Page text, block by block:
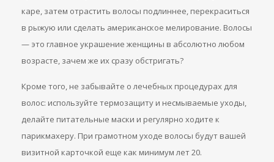
каре, затем отрастить волосы подлиннее, перекраситься
в рыжую или сделать американское мелирование. Волосы
— это главное украшение женщины в абсолютно любом
возрасте, зачем же их сразу обстригать?
Кроме того, не забывайте о лечебных процедурах для
волос: используйте термозащиту и несмываемые уходы,
делайте питательные маски и регулярно ходите к
парикмахеру. При грамотном уходе волосы будут вашей
визитной карточкой еще как минимум лет 20.